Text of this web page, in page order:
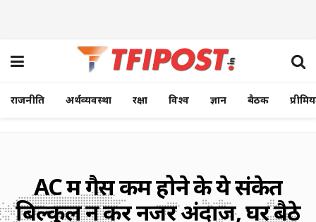
राजनीति अर्थव्यवस्था रक्षा विश्व ज्ञान बैठक
AC में गैस कम होने के ये संकेत
बिल्कुल न करें नजर अंदाज, घर बैठे